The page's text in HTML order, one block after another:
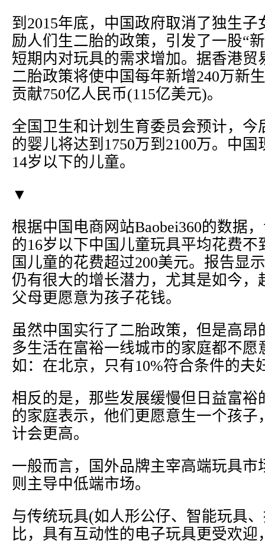
到2015年底，中国政府取消了独生子
励人们生二胎的政策，引发了一股“
短期内对玩具的需求增加。据香港贸
二胎政策将使中国每年新增240万新
贡献750亿人民币(115亿美元)。
全国卫生和计划生育委员会预计，今
的婴儿将达到1750万到2100万。中国
14岁以下的儿童。
▼
根据中国电商网站Baobei360的数据
的16岁以下中国儿童玩具平均花费不
国儿童的花费超过200美元。报告显
仍有很大的增长潜力，尤其是如今，
父母更愿意为孩子花钱。
虽然中国实行了二胎政策，但是高昂
多生活在富裕一线城市的家庭都不愿
如：在北京，只有10%符合条件的夫
相反的是，那些发展缓慢但日益富裕
的家庭表示，他们更愿意生一个孩子
计会更高。
一般而言，国外品牌主宰高端玩具市
则主导中低端市场。
与传统玩具(如人形公仔、智能玩具
比，具有互动性的电子玩具更受欢迎